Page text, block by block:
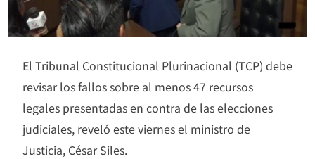
El Tribunal Constitucional Plurinacional (TCP) debe
revisar los fallos sobre al menos 47 recursos
legales presentadas en contra de las elecciones
judiciales, reveló este viernes el ministro de
Justicia, César Siles.